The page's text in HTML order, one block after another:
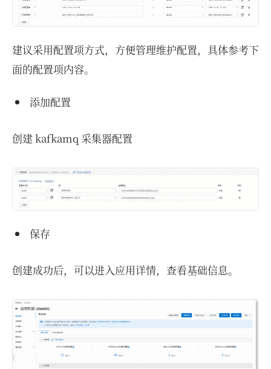
建议采用配置项方式，方便管理维护配置，具体参考下
面的配置项内容。
添加配置
创建 kafkamq 采集器配置
保存
创建成功后，可以进入应用详情，查看基础信息。